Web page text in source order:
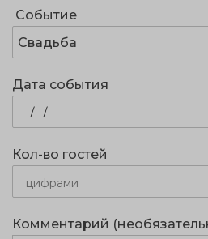
Событие
Свадьба
Дата события
Кол-во гостей
Комментарий